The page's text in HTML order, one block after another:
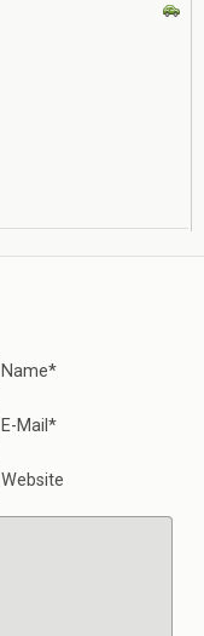
Name*
E-Mail*
Website